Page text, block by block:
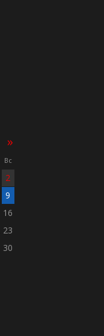
»
Вс
2
9
16
23
30